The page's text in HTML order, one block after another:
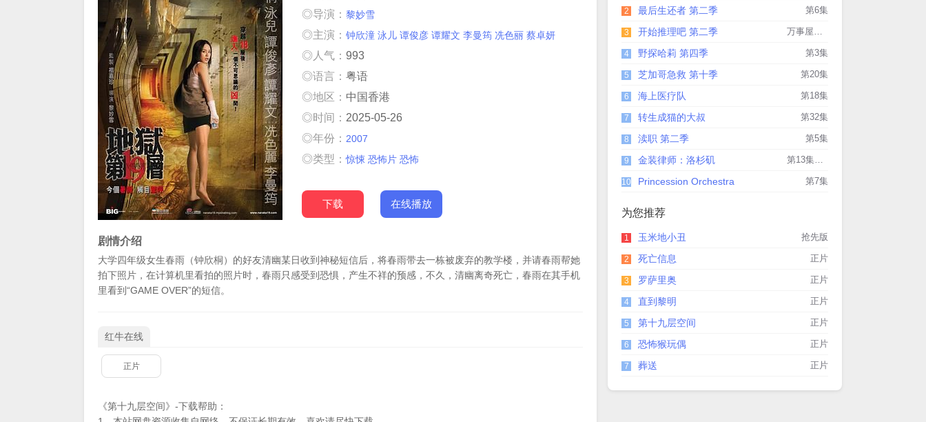
◎导演： 黎妙雪
◎主演： 钟欣潼 泳儿 谭俊彦 谭耀文 李曼筠 冼色丽 蔡卓妍
◎人气： 993
◎语言： 粤语
◎地区： 中国香港
◎时间： 2025-05-26
◎年份： 2007
◎类型：惊悚 恐怖片 恐怖
下载 在线播放
剧情介绍
大学四年级女生春雨（钟欣桐）的好友清幽某日收到神秘短信后，将春雨带去一栋被废弃的教学楼，并请春雨帮她
拍下照片，在计算机里看拍的照片时，春雨只感受到恐惧，产生不祥的预感，不久，清幽离奇死亡，春雨在其手机
里看到“GAME OVER”的短信。
红牛在线
正片
《第十九层空间》-下载帮助：
2 最后生还者 第二季 第6集
3 开始推理吧 第二季
4 野探哈莉 第四季 第3集
5 芝加哥急救 第十季 第20集
6 海上医疗队 第18集
7 转生成猫的大叔 第32集
8 渎职 第二季 第5集
9 金装律师：洛杉矶
10 Princession Orchestra 第7集
为您推荐
1 玉米地小丑 抢先版
2 死亡信息 正片
3 罗萨里奥 正片
4 直到黎明 正片
5 第十九层空间 正片
6 恐怖猴玩偶 正片
7 葬送 正片